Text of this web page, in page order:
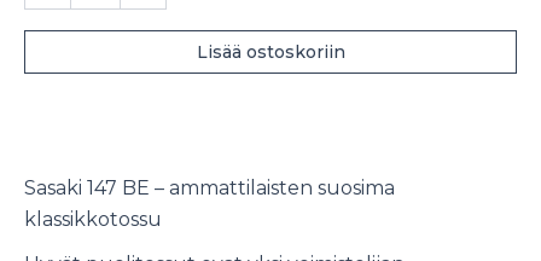
määrä
Lisää ostoskoriin
Sasaki 147 BE – ammattilaisten suosima
klassikkotossu